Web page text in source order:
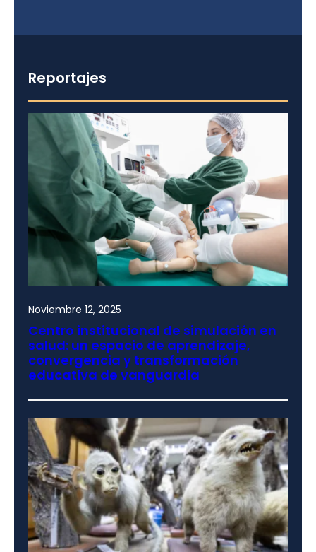
Reportajes
Noviembre 12, 2025
Centro institucional de simulación en
salud: un espacio de aprendizaje,
convergencia y transformación
educativa de vanguardia